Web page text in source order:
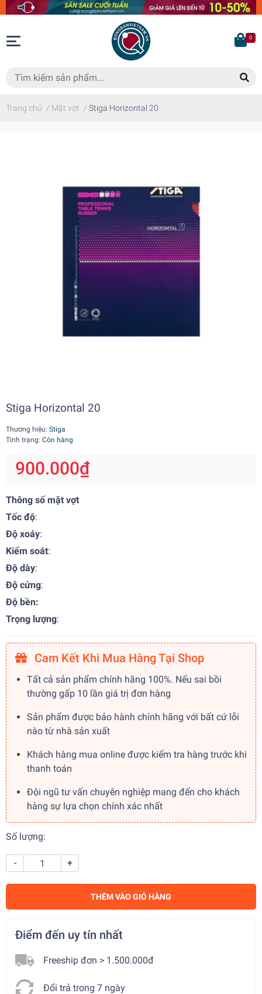
0
Trang chủ / Mặt vợt / Stiga Horizontal 20
Stiga Horizontal 20
Thương hiệu: Stiga
Tình trạng: Còn hàng
900.000₫
Thông số mặt vợt
Tốc độ:
Độ xoáy:
Kiểm soát:
Độ dày:
Độ cứng:
Độ bền:
Trọng lượng:
Cam Kết Khi Mua Hàng Tại Shop
Tất cả sản phẩm chính hãng 100%. Nếu sai bồi
thường gấp 10 lần giá trị đơn hàng
Sản phẩm được bảo hành chính hãng với bất cứ lỗi
nào từ nhà sản xuất
Khách hàng mua online được kiểm tra hàng trước khi
thanh toán
Đội ngũ tư vấn chuyên nghiệp mang đến cho khách
hàng sự lựa chọn chính xác nhất
Số lượng:
- +
THÊM VÀO GIỎ HÀNG
Điểm đến uy tín nhất
Freeship đơn > 1.500.000đ
Đổi trả trong 7 ngày